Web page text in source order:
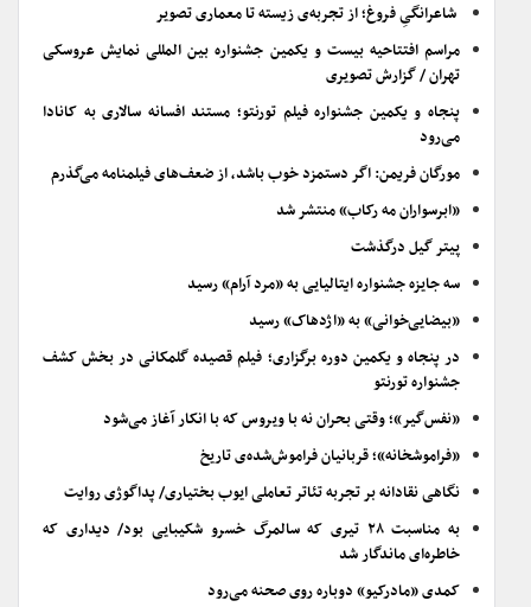
شاعرانگیِ فروغ؛ از تجربه‌ی زیسته تا معماری تصویر
مراسم افتتاحیه بیست و یکمین جشنواره بین المللی نمایش عروسکی
تهران / گزارش تصویری
پنجاه و یکمین جشنواره فیلم تورنتو؛ مستند افسانه سالاری به کانادا
می‌رود
مورگان فریمن: اگر دستمزد خوب باشد، از ضعف‌های فیلمنامه می‌گذرم
«ابرسواران مه رکاب» منتشر شد
پیتر گیل درگذشت
سه جایزه جشنواره ایتالیایی به «مرد آرام» رسید
«بیضایی‌خوانی» به «اژدهاک» رسید
در پنجاه و یکمین دوره برگزاری؛ فیلم قصیده گلمکانی در بخش کشف
جشنواره تورنتو
«نفس‌گیر»؛ وقتی بحران نه با ویروس که با انکار آغاز می‌شود
«فراموشخانه»؛ قربانیان فراموش‌شده‌ی تاریخ
نگاهی نقادانه بر تجربه تئاتر تعاملی ایوب بختیاری/ پداگوژی روایت
به مناسبت ۲۸ تیری که سالمرگ خسرو شکیبایی بود/ دیداری که
خاطره‌ای ماندگار شد
کمدی «مادرکیو» دوباره روی صحنه می‌رود